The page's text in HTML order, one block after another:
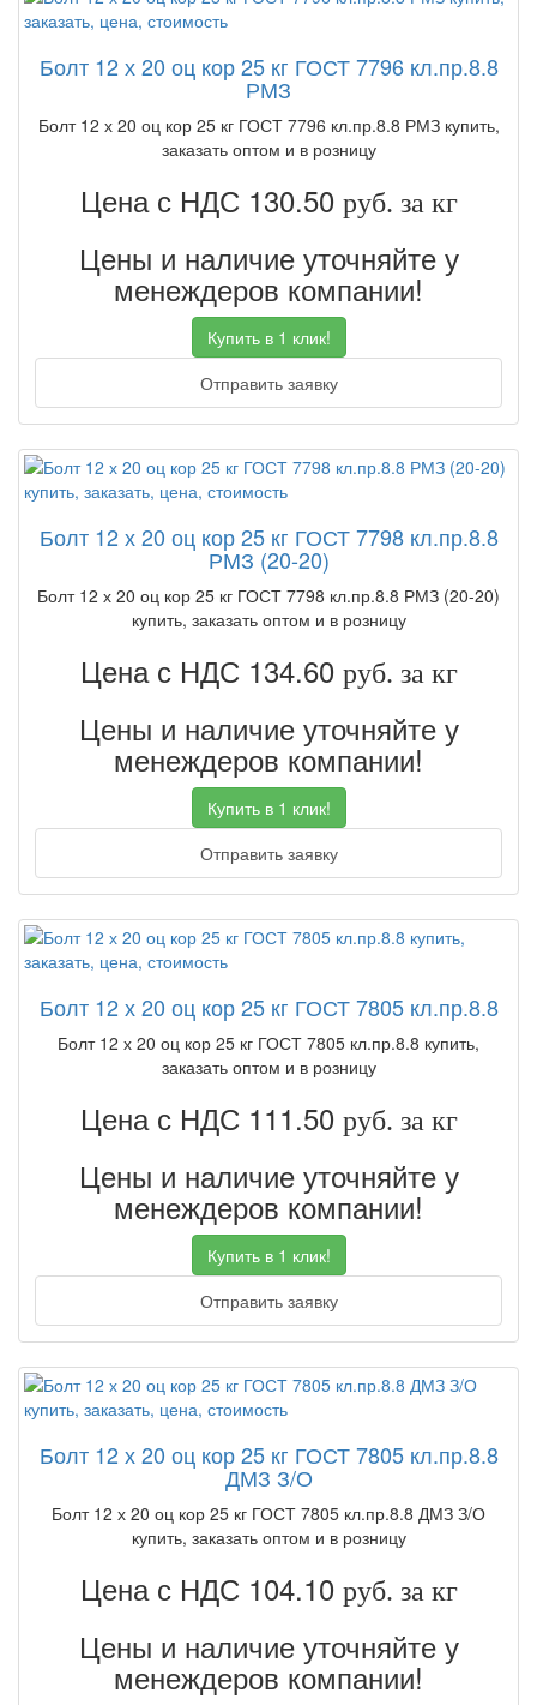
Болт 12 х 20 оц кор 25 кг ГОСТ 7796 кл.пр.8.8
РМЗ
Болт 12 х 20 оц кор 25 кг ГОСТ 7796 кл.пр.8.8 РМЗ купить,
заказать оптом и в розницу
Цена с НДС 130.50 руб. за кг
Цены и наличие уточняйте у
менеждеров компании!
Купить в 1 клик!
Отправить заявку
Болт 12 х 20 оц кор 25 кг ГОСТ 7798 кл.пр.8.8
РМЗ (20-20)
Болт 12 х 20 оц кор 25 кг ГОСТ 7798 кл.пр.8.8 РМЗ (20-20)
купить, заказать оптом и в розницу
Цена с НДС 134.60 руб. за кг
Цены и наличие уточняйте у
менеждеров компании!
Купить в 1 клик!
Отправить заявку
Болт 12 х 20 оц кор 25 кг ГОСТ 7805 кл.пр.8.8
Болт 12 х 20 оц кор 25 кг ГОСТ 7805 кл.пр.8.8 купить,
заказать оптом и в розницу
Цена с НДС 111.50 руб. за кг
Цены и наличие уточняйте у
менеждеров компании!
Купить в 1 клик!
Отправить заявку
Болт 12 х 20 оц кор 25 кг ГОСТ 7805 кл.пр.8.8
ДМЗ З/О
Болт 12 х 20 оц кор 25 кг ГОСТ 7805 кл.пр.8.8 ДМЗ З/О
купить, заказать оптом и в розницу
Цена с НДС 104.10 руб. за кг
Цены и наличие уточняйте у
менеждеров компании!